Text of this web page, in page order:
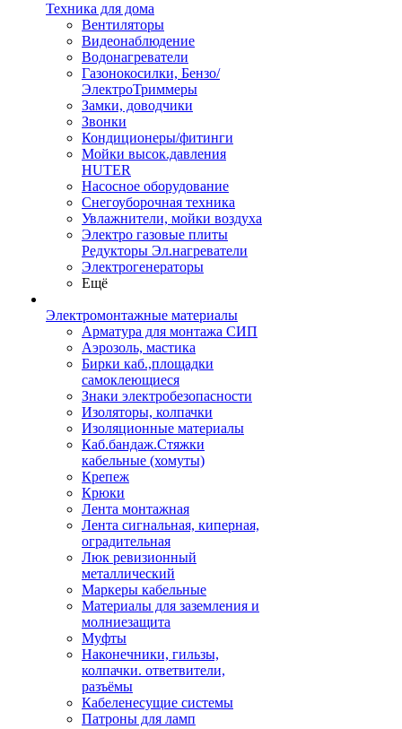
Техника для дома
Вентиляторы
Видеонаблюдение
Водонагреватели
Газонокосилки, Бензо/
ЭлектроТриммеры
Замки, доводчики
Звонки
Кондиционеры/фитинги
Мойки высок.давления
HUTER
Насосное оборудование
Снегоуборочная техника
Увлажнители, мойки воздуха
Электро газовые плиты
Редукторы Эл.нагреватели
Электрогенераторы
Ещё
Электромонтажные материалы
Арматура для монтажа СИП
Аэрозоль, мастика
Бирки каб.,площадки
самоклеющиеся
Знаки электробезопасности
Изоляторы, колпачки
Изоляционные материалы
Каб.бандаж.Стяжки
кабельные (хомуты)
Крепеж
Крюки
Лента монтажная
Лента сигнальная, киперная,
оградительная
Люк ревизионный
металлический
Маркеры кабельные
Материалы для заземления и
молниезащита
Муфты
Наконечники, гильзы,
колпачки. ответвители,
разъёмы
Кабеленесущие системы
Патроны для ламп